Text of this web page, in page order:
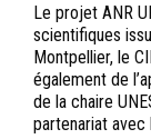
Le projet ANR
scientifiques
Montpellier, le
également de
de la chaire
partenariat